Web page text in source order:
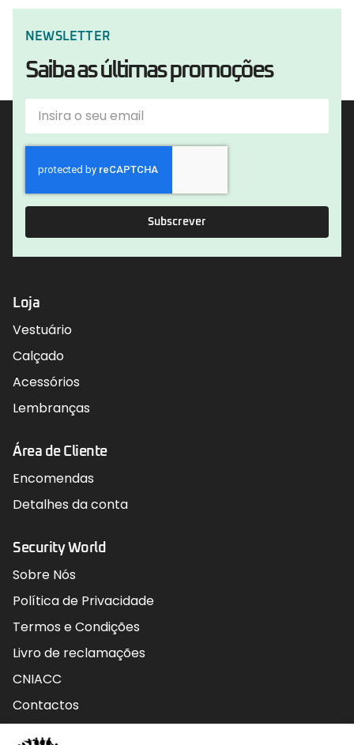
NEWSLETTER
Saiba as últimas promoções
Subscrever
Loja
Vestuário
Calçado
Acessórios
Lembranças
Área de Cliente
Encomendas
Detalhes da conta
Security World
Sobre Nós
Política de Privacidade
Termos e Condições
Livro de reclamações
CNIACC
Contactos